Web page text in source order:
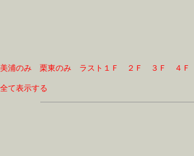
美浦のみ 栗東のみ ラスト１Ｆ ２Ｆ ３Ｆ ４Ｆ
全て表示する